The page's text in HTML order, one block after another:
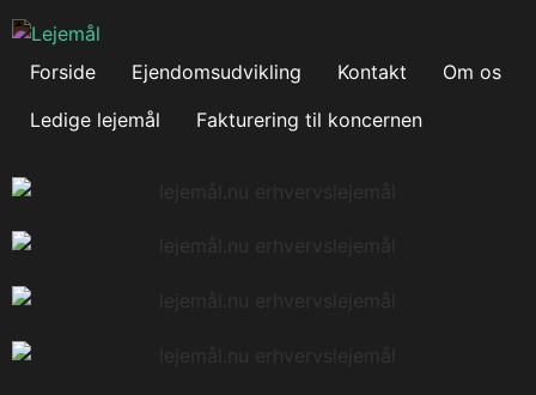
Forside Ejendomsudvikling Kontakt
Om os
Ledige lejemål
Fakturering til koncernen